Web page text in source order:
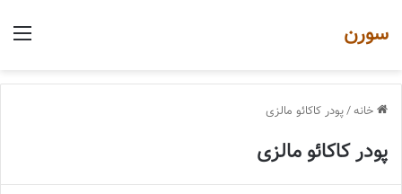
سورن
خانه/پودر کاکائو مالزی
پودر کاکائو مالزی